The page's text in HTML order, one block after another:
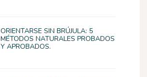
ORIENTARSE SIN BRÚJULA: 5
MÉTODOS NATURALES PROBADOS
Y APROBADOS.